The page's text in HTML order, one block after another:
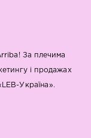
За плечима
і продажах
Україна».